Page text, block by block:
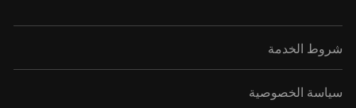
شروط الخدمة
سياسة الخصوصية